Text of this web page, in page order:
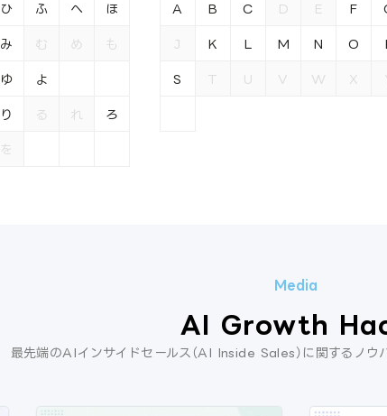
ひ ふ へ ほ
み む め も
ゆ よ
り る れ ろ
を
A B C D E F
J K L M N O
S T U V W X
AI Growth
最先端のAIインサイドセールス（AI Inside Sales）に関するノウ